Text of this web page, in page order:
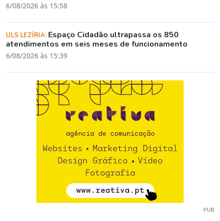
6/08/2026 às 15:58
ULS LEZÍRIA: Espaço Cidadão ultrapassa os 850
atendimentos em seis meses de funcionamento
6/08/2026 às 15:39
PUB